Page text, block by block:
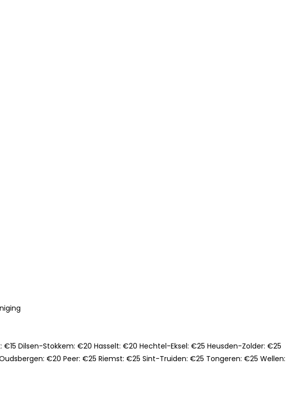
Dilsen-Stokkem: €20 Hasselt: €20 Hechtel-Eksel: €25 Heusden-Zolder: €25
€20 Peer: €25 Riemst: €25 Sint-Truiden: €25 Tongeren: €25 Wellen: